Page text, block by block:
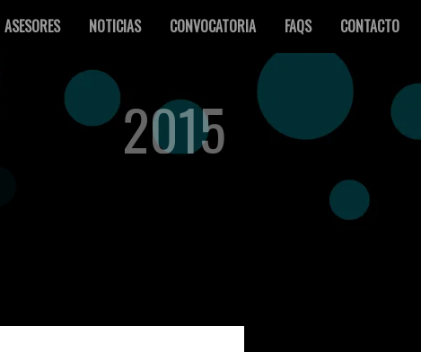
ASESORES NOTICIAS CONVOCATORIA FAQS CONTACTO
2015